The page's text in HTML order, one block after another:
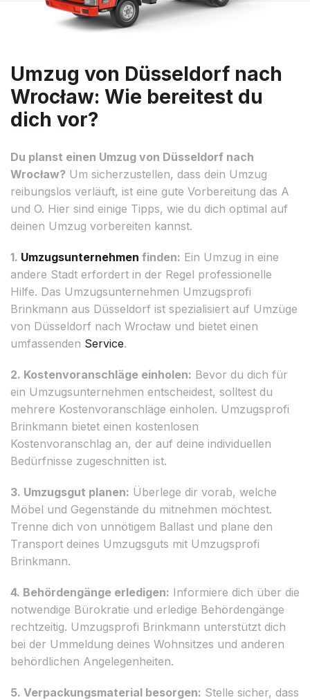
Umzug von Düsseldorf nach
Wrocław: Wie bereitest du
dich vor?
Du planst einen Umzug von Düsseldorf nach
Wrocław? Um sicherzustellen, dass dein Umzug
reibungslos verläuft, ist eine gute Vorbereitung das A
und O. Hier sind einige Tipps, wie du dich optimal auf
deinen Umzug vorbereiten kannst.
1. Umzugsunternehmen finden: Ein Umzug in eine
andere Stadt erfordert in der Regel professionelle
Hilfe. Das Umzugsunternehmen Umzugsprofi
Brinkmann aus Düsseldorf ist spezialisiert auf Umzüge
von Düsseldorf nach Wrocław und bietet einen
umfassenden Service.
2. Kostenvoranschläge einholen: Bevor du dich für
ein Umzugsunternehmen entscheidest, solltest du
mehrere Kostenvoranschläge einholen. Umzugsprofi
Brinkmann bietet einen kostenlosen
Kostenvoranschlag an, der auf deine individuellen
Bedürfnisse zugeschnitten ist.
3. Umzugsgut planen: Überlege dir vorab, welche
Möbel und Gegenstände du mitnehmen möchtest.
Trenne dich von unnötigem Ballast und plane den
Transport deines Umzugsguts mit Umzugsprofi
Brinkmann.
4. Behördengänge erledigen: Informiere dich über die
notwendige Bürokratie und erledige Behördengänge
rechtzeitig. Umzugsprofi Brinkmann unterstützt dich
bei der Ummeldung deines Wohnsitzes und anderen
behördlichen Angelegenheiten.
5. Verpackungsmaterial besorgen: Stelle sicher, dass